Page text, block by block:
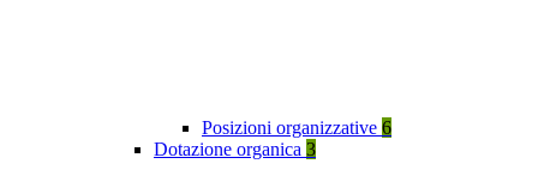
Posizioni organizzative 6
Dotazione organica 3